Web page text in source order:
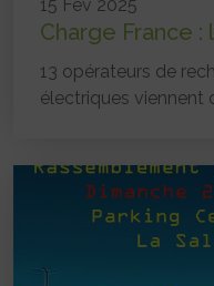
15 Fév 2025
Charge France
13 opérateurs de
électriques viennent